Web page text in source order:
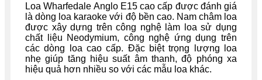
Loa Wharfedale Anglo E15 cao cấp được đánh giá
là dòng loa karaoke với độ bền cao. Nam châm loa
được xây dựng trên công nghệ làm loa sử dụng
chất liệu Neodymium, công nghệ ứng dụng trên
các dòng loa cao cấp. Đặc biệt trọng lượng loa
nhẹ giúp tăng hiệu suất âm thanh, độ phóng xa
hiệu quả hơn nhiều so với các mẫu loa khác.